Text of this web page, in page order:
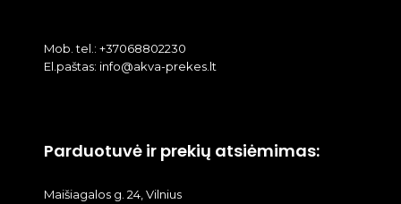
Mob. tel.: +37068802230
El.paštas: info@akva-prekes.lt
Parduotuvė ir prekių atsiėmimas:
Maišiagalos g. 24, Vilnius